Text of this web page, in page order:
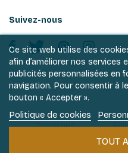
Suivez-nous
Ce site web utilise des
afin d’améliorer nos services
publicités personnalisées en
navigation. Pour consentir à
bouton « Accepter ».
Politique de cookies
TOUT
Conditions